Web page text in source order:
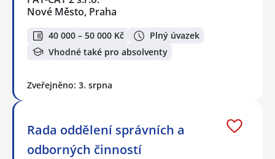
Nové Město, Praha
40 000 – 50 000 Kč
Plný úvazek
Vhodné také pro absolventy
Zveřejněno: 3. srpna
Rada oddělení správních a
odborných činností